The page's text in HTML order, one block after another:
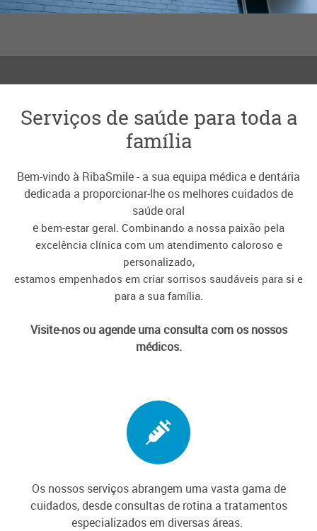
Serviços de saúde para toda a
família
Bem-vindo à RibaSmile - a sua equipa médica e dentária
dedicada a proporcionar-lhe os melhores cuidados de
saúde oral
e bem-estar geral. Combinando a nossa paixão pela
excelência clínica com um atendimento caloroso e
personalizado,
estamos empenhados em criar sorrisos saudáveis para si e
para a sua família.
Visite-nos ou agende uma consulta com os nossos
médicos.
Os nossos serviços abrangem uma vasta gama de
cuidados, desde consultas de rotina a tratamentos
especializados em diversas áreas.